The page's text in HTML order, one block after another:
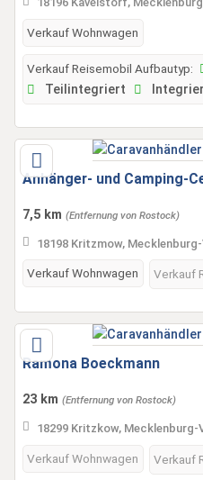
Verkauf Wohnwagen
Verkauf Reisemobil Aufbautyp:
Teilintegriert
Anhänger- und Camping-
7,5 km (Entfernung von Rostock)
18198 Kritzmow,
Verkauf Wohnwagen Verkauf
Ramona Boeckmann
23 km (Entfernung von Rostock)
18299 Kritzkow,
Verkauf Wohnwagen Verkauf